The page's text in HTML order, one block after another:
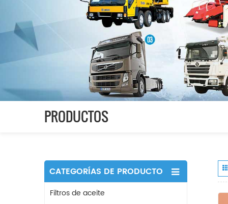
PRODUCTOS
CATEGORÍAS DE PRODUCTO
Filtros de aceite